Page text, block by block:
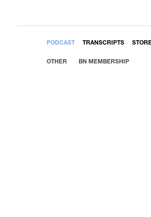
PODCAST TRANSCRIPTS
OTHER BN MEMBERSHIP